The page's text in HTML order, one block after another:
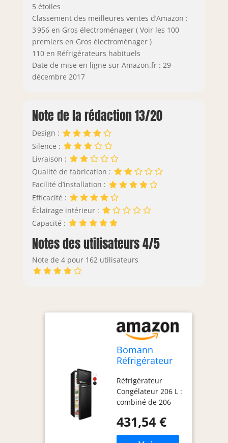
5 étoiles
Classement des meilleures ventes d’Amazon :
3 956 en Gros électroménager ( Voir les 100
premiers en Gros électroménager )
110 en Réfrigérateurs habituels
Date de mise en ligne sur Amazon.fr : 29
décembre 2017
Note de la rédaction 13/20
Design :
Silence :
Livraison :
Qualité de fabrication :
Facilité d’installation :
Efficacité :
Éclairage intérieur :
Capacité :
Notes des utilisateurs 4/5
Note de 4 pour 162 utilisateurs
Bomann
Réfrigérateur
208 L DTR 353-
1, Pose Libre,
Noir
Réfrigérateur
Congélateur 206 L :
combiné de 206
réfrigération et
congélation,
431,54 €